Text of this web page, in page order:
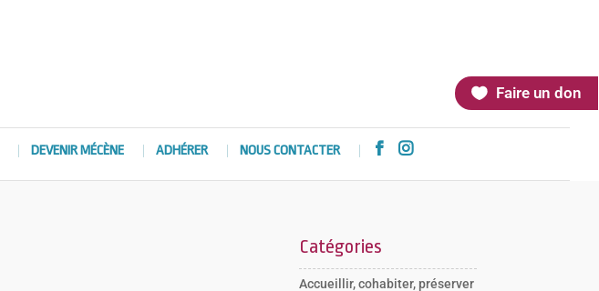
Faire un don
DEVENIR MÉCÈNE ADHÉRER NOUS CONTACTER  
Catégories
Accueillir, cohabiter, préserver